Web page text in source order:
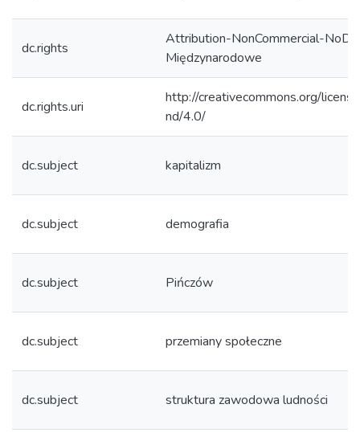
dc.rights
Attribution-NonCommercial-
Międzynarodowe
dc.rights.uri
http://creativecommons.org/
nd/4.0/
dc.subject kapitalizm
dc.subject demografia
dc.subject Pińczów
dc.subject przemiany społeczne
dc.subject struktura zawodowa ludności